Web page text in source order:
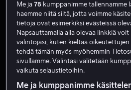
Here Comes the
6.4 Draama Toiminta
Me ja78 kumppanimme tallennamme
haemme niitä siitä, jotta voimme
tietoja ovat esimerkiksi evästeissä
Napsauttamalla alla olevaa linkkiä
valintojasi, kuten kieltää
tehdä tämän myös myöhemmin
sivullamme. Valintasi välitetään
vaikuta selaustietoihin.
Me ja kumppanimme